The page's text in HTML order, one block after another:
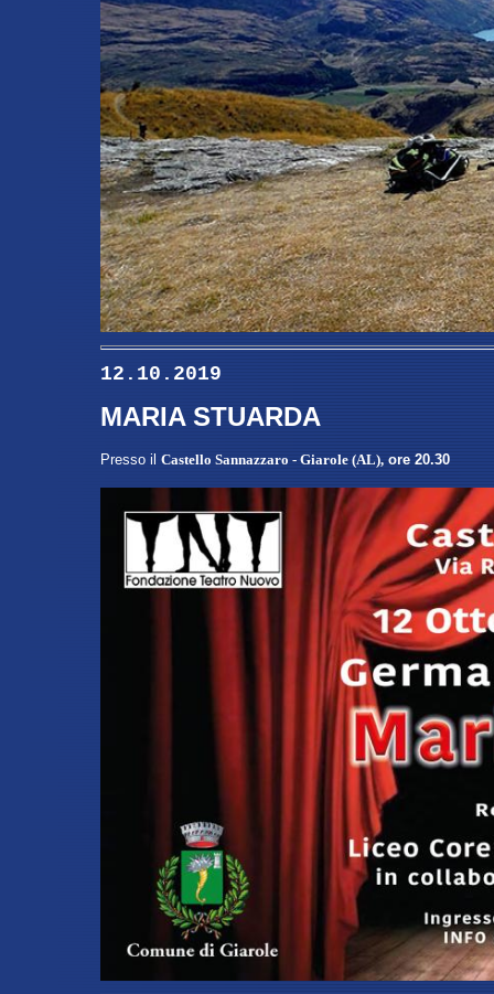
12.10.2019
MARIA STUARDA
Presso il Castello Sannazzaro - Giarole (AL), ore 20.30